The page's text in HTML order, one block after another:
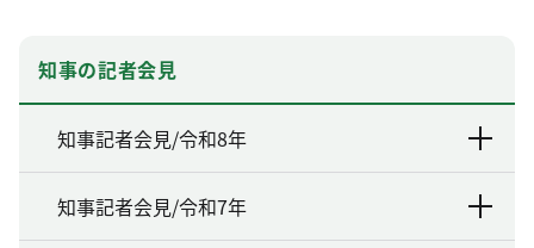
知事の記者会見
知事記者会見/令和8年
知事記者会見/令和7年